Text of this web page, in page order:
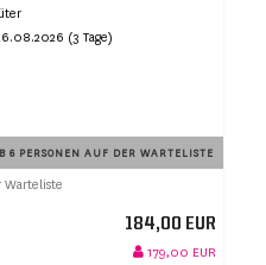
(3 Tage)
6 PERSONEN AUF DER WARTELISTE
184,00 EUR
179,00 EUR